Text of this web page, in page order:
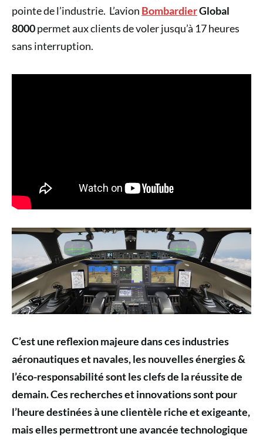
pointe de l’industrie. L’avion BombardierGlobal
8000permet aux clients de voler jusqu’à 17 heures
sans interruption.
C’est une reflexion majeure dans ces industries
aéronautiques et navales, les nouvelles énergies &
l’éco-responsabilité sont les clefs de la réussite de
demain. Ces recherches et innovations sont pour
l’heure destinées à une clientèle riche et exigeante,
mais elles permettront une avancée technologique